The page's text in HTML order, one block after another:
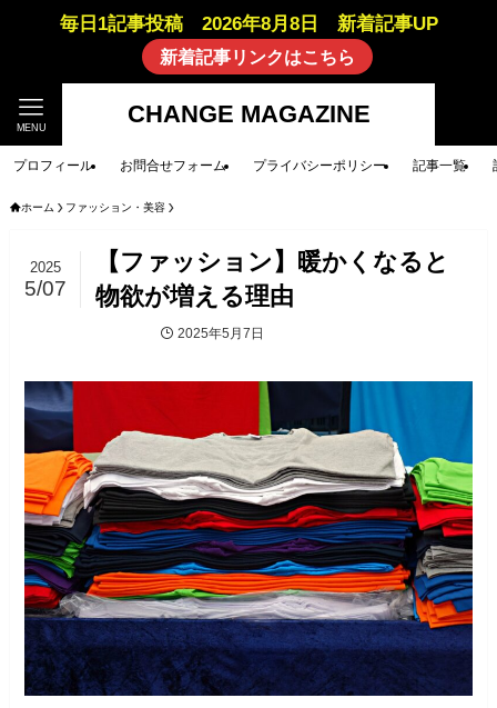
毎日1記事投稿 2026年8月8日 新着記事UP
新着記事リンクはこちら
CHANGE MAGAZINE
MENU
プロフィール お問合せフォーム プライバシーポリシー 記事一覧
ホーム ファッション・美容
【ファッション】暖かくなると
物欲が増える理由
2025
5/07
2025年5月7日